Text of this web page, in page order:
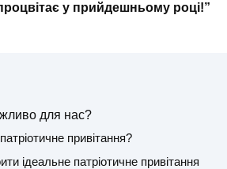
у прийдешньому році!”
для нас?
привітання?
ідеальне патріотичне привітання